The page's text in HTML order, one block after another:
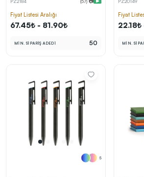
kolayca belirleyebilirsin.
Markan için hayal ettiğin ürünü, en uygun
Promozone’da bulduktan sonra, uzman ekibimiz
sadece sitemiz üzerinden teklif almanı bekliyor.
Esnek Kapak Lastikli, Kalem
Tutuculu
Fiyat Listesi Aralığı
67.45₺ - 81.90₺
MİN. SİPARİŞ ADEDİ 50
Fiyat
MİN.
5